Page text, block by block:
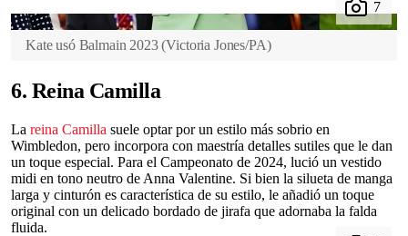
Kate usó Balmain 2023 (Victoria Jones/PA)
6. Reina Camilla
La reina Camilla suele optar por un estilo más sobrio en
Wimbledon, pero incorpora con maestría detalles sutiles que le dan
un toque especial. Para el Campeonato de 2024, lució un vestido
midi en tono neutro de Anna Valentine. Si bien la silueta de manga
larga y cinturón es característica de su estilo, le añadió un toque
original con un delicado bordado de jirafa que adornaba la falda
fluida.